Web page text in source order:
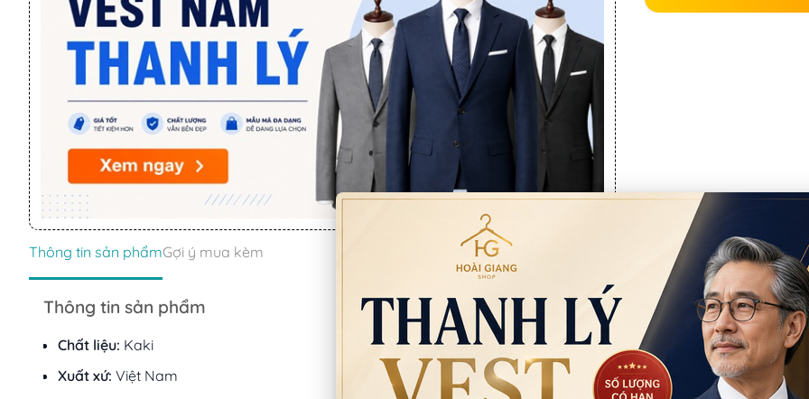
Thông tin sản phẩmGợi ý mua kèm
Thông tin sản phẩm
Chất liệu: Kaki
Xuất xứ: Việt Nam